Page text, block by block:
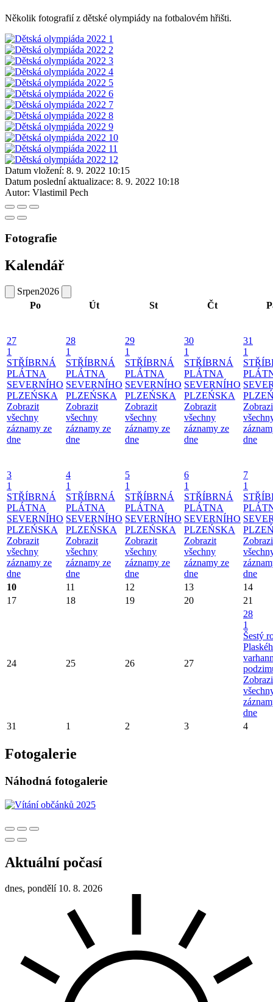
Několik fotografií z dětské olympiády na fotbalovém hřišti.
Datum vložení: 8. 9. 2022 10:15
Datum poslední aktualizace: 8. 9. 2022 10:18
Autor: Vlastimil Pech
Fotografie
Kalendář
Srpen2026
Po
Út St Čt
27
1
STŘÍBRNÁ
PLÁTNA
SEVERNÍHO
PLZEŃSKA
Zobrazit
všechny
záznamy ze
dne
28
1
STŘÍBRNÁ
PLÁTNA
SEVERNÍHO
PLZEŃSKA
Zobrazit
všechny
záznamy ze
dne
29
1
STŘÍBRNÁ
PLÁTNA
SEVERNÍHO
PLZEŃSKA
Zobrazit
všechny
záznamy ze
dne
30
1
STŘÍBRNÁ
PLÁTNA
SEVERNÍHO
PLZEŃSKA
Zobrazit
všechny
záznamy ze
dne
31
1
dne
3
1
STŘÍBRNÁ
PLÁTNA
SEVERNÍHO
PLZEŃSKA
Zobrazit
všechny
záznamy ze
dne
4
1
STŘÍBRNÁ
PLÁTNA
SEVERNÍHO
PLZEŃSKA
Zobrazit
všechny
záznamy ze
dne
5
1
STŘÍBRNÁ
PLÁTNA
SEVERNÍHO
PLZEŃSKA
Zobrazit
všechny
záznamy ze
dne
6
1
STŘÍBRNÁ
PLÁTNA
SEVERNÍHO
PLZEŃSKA
Zobrazit
všechny
záznamy ze
dne
7
1
dne
10
11 12 13
14
17
18 19 20 21
24 25 26 27
28
1
Šestý
dne
31
1 2 3 4
Fotogalerie
Náhodná fotogalerie
Aktuální počasí
dnes, pondělí 10. 8. 2026